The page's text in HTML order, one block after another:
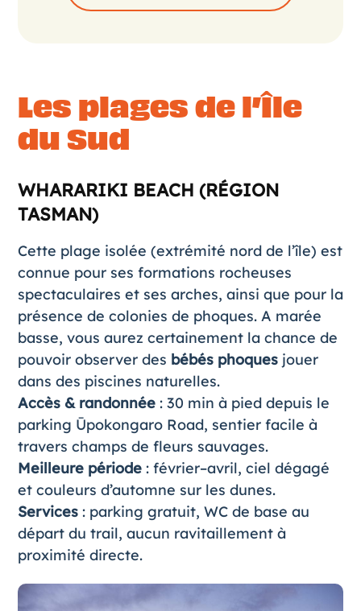
Les plages de l’Île
du Sud
WHARARIKI BEACH (RÉGION
TASMAN)
Cette plage isolée (extrémité nord de l’île) est
connue pour ses formations rocheuses
spectaculaires et ses arches, ainsi que pour la
présence de colonies de phoques. A marée
basse, vous aurez certainement la chance de
pouvoir observer des bébés phoquesjouer
dans des piscines naturelles.
Accès & randonnée: 30 min à pied depuis le
parking Ūpokongaro Road, sentier facile à
travers champs de fleurs sauvages.
Meilleure période: février–avril, ciel dégagé
et couleurs d’automne sur les dunes.
Services: parking gratuit, WC de base au
départ du trail, aucun ravitaillement à
proximité directe.